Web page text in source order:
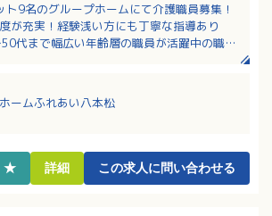
ト9名のグループホームにて介護職員募集！
が充実！経験浅い方にも丁寧な指導あり
50代まで幅広い年齢層の職員が活躍中の職
1セット）
時に、別途処遇改善手当の支給あり！
ームふれあい八本松
★ 詳細 この求人に問い合わせる